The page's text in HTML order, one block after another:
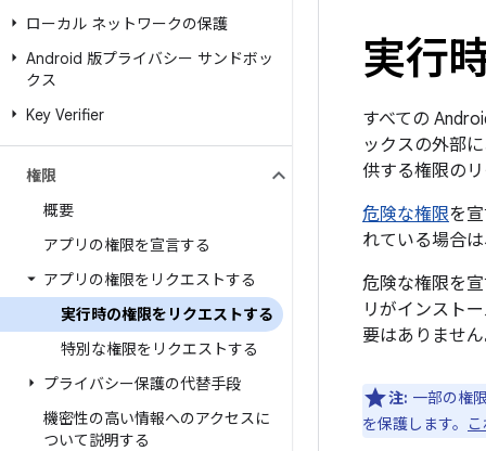
ローカル ネットワークの保護
Android 版プライバシー サンドボッ
クス
Key Verifier
権限
概要
アプリの権限を宣言する
アプリの権限をリクエストする
実行時の権限をリクエストする
特別な権限をリクエストする
プライバシー保護の代替手段
機密性の高い情報へのアクセスに
ついて説明する
実行
すべての
ックスの外部
供する権限の
危険な権限を
れている場合
危険な権限を
リがインスト
要はありませ
注: 一部の権
を保護します。